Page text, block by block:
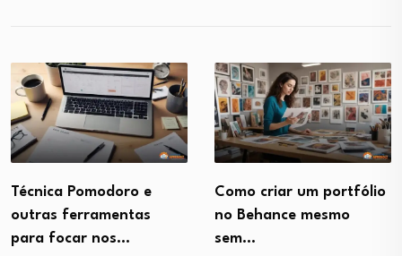
Técnica Pomodoro e
outras ferramentas
para focar nos…
Como criar um portfólio
no Behance mesmo
sem…